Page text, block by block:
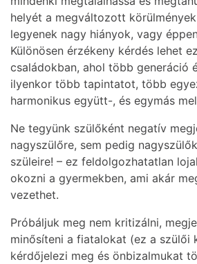
helyét a megváltozott
legyenek nagy hiányok, vagy
Különösen érzékeny kérdés lehet
családokban, ahol több generáció
ilyenkor több tapintatot, több
harmonikus együtt-, és egymás
Ne tegyünk szülőként negatív
nagyszülőre, sem pedig
szüleire! – ez feldolgozhatatlan
okozni a gyermekben, ami akár
vezethet.
Próbáljuk meg nem kritizálni,
minősíteni a fiatalokat (ez a szülői
kérdőjelezi meg és önbizalmukat